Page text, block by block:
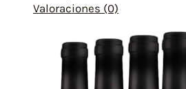
Valoraciones (0)